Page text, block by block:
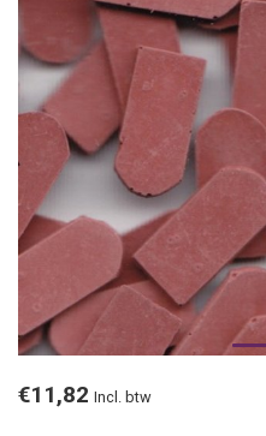
€11,82 Incl. btw